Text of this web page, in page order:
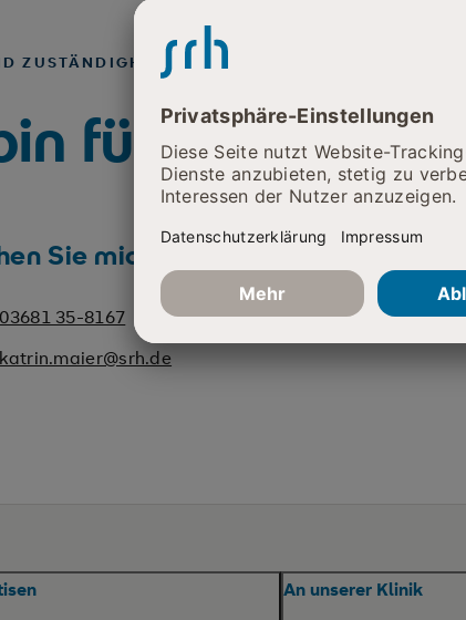
ZUSTÄNDIGKEITEN
für Sie da
Sie mich
03681 35-8167
katrin.maier@srh.de
An unserer Klinik